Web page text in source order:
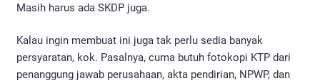
Masih harus ada SKDP juga.
Kalau ingin membuat ini juga tak perlu sedia banyak
persyaratan, kok. Pasalnya, cuma butuh fotokopi KTP dari
penanggung jawab perusahaan, akta pendirian, NPWP, dan